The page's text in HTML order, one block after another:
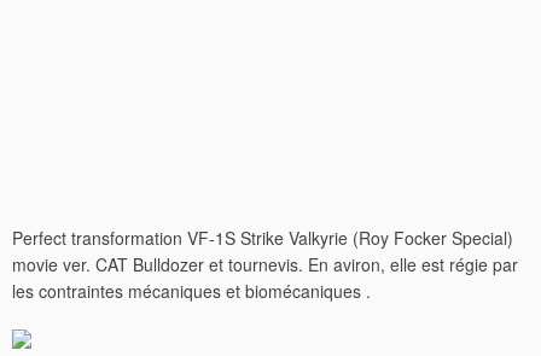
Perfect transformation VF-1S Strike Valkyrie (Roy Focker Special)
movie ver. CAT Bulldozer et tournevis. En aviron, elle est régie par
les contraintes mécaniques et biomécaniques .